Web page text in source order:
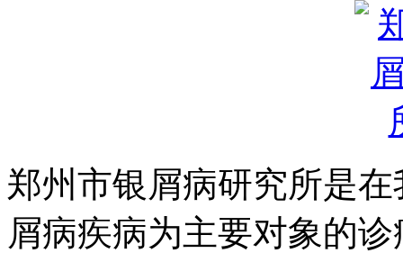
郑州市银屑病研究所是
屑病疾病为主要对象的